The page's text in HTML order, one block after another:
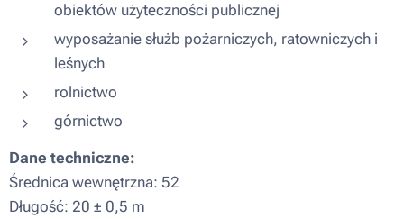
obiektów użyteczności publicznej
wyposażanie służb pożarniczych, ratowniczych i
leśnych
rolnictwo
górnictwo
Dane techniczne:
Średnica wewnętrzna: 52
Długość: 20 ± 0,5 m